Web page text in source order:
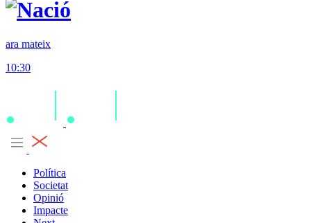
ara mateix
10:30
Política
Societat
Opinió
Impacte